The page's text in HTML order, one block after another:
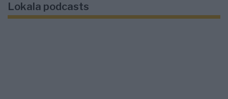
Lokala podcasts